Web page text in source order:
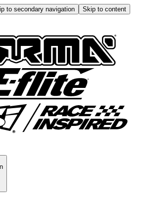
to secondary navigation
Skip to content